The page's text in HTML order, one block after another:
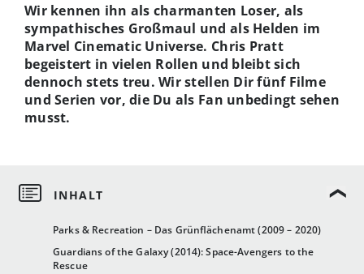
Parks & Recreation – Das Grünflächenamt (2009 – 2020)
Guardians of the Galaxy (2014): Space-Avengers to the
Rescue
Wir kennen ihn als charmanten Loser, als
sympathisches Großmaul und als Helden im
Marvel Cinematic Universe. Chris Pratt
begeistert in vielen Rollen und bleibt sich
dennoch stets treu. Wir stellen Dir fünf Filme
und Serien vor, die Du als Fan unbedingt sehen
musst.